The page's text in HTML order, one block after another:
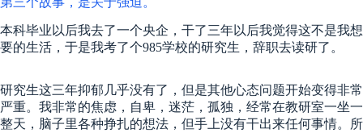
本科毕业以后我去了一个央企，干了三年以后我觉得这不是我想
要的生活，于是我考了个985学校的研究生，辞职去读研了。
研究生这三年抑郁几乎没有了，但是其他心态问题开始变得非常
严重。我非常的焦虑，自卑，迷茫，孤独，经常在教研室一坐一
整天，脑子里各种挣扎的想法，但手上没有干出来任何事情。所